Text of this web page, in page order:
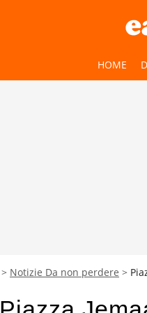
HOME
Notizie Da non perdere